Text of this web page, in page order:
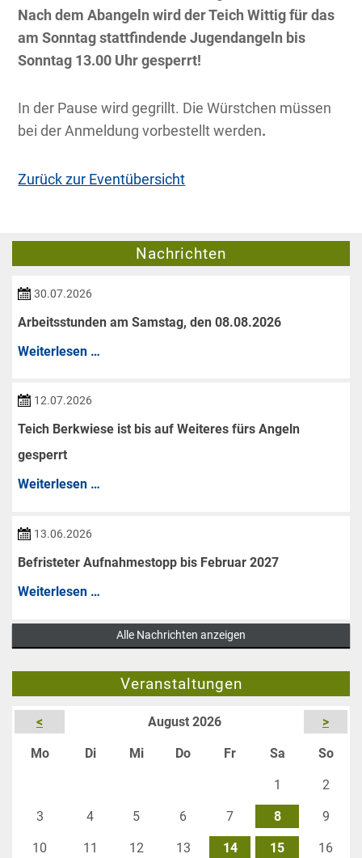
Nach dem Abangeln wird der Teich Wittig für das
am Sonntag stattfindende Jugendangeln bis
Sonntag 13.00 Uhr gesperrt!
In der Pause wird gegrillt. Die Würstchen müssen
bei der Anmeldung vorbestellt werden.
Zurück zur Eventübersicht
Nachrichten
30.07.2026
Arbeitsstunden am Samstag, den 08.08.2026
Weiterlesen …
den
12.07.2026
Teich Berkwiese ist bis auf Weiteres fürs Angeln
gesperrt
Weiterlesen …
bis
fürs
Angeln
gesperrt
13.06.2026
Befristeter Aufnahmestopp bis Februar 2027
Weiterlesen …
2027
Alle Nachrichten anzeigen
Veranstaltungen
< August 2026 >
Montag DienstagMittwochDonnerstag
Freitag SamstagSo
1 2
3 4 5 6 7 8 9
10 11 12 13 14 15 16